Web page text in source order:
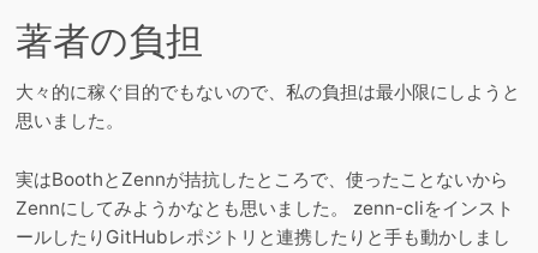
著者の負担
大々的に稼ぐ目的でもないので、私の負担は最小限にしようと
思いました。
実はBoothとZennが拮抗したところで、使ったことないから
Zennにしてみようかなとも思いました。 zenn-cliをインスト
ールしたりGitHubレポジトリと連携したりと手も動かしまし